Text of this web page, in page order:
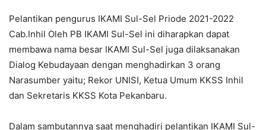
Pelantikan pengurus IKAMI Sul-Sel Priode 2021-2022
Cab.Inhil Oleh PB IKAMI Sul-Sel ini diharapkan dapat
membawa nama besar IKAMI Sul-Sel juga dilaksanakan
Dialog Kebudayaan dengan menghadirkan 3 orang
Narasumber yaitu; Rekor UNISI, Ketua Umum KKSS Inhil
dan Sekretaris KKSS Kota Pekanbaru.
Dalam sambutannya saat menghadiri pelantikan IKAMI Sul-